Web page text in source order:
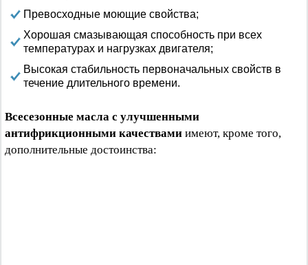
Превосходные моющие свойства;
Хорошая смазывающая способность при всех
температурах и нагрузках двигателя;
Высокая стабильность первоначальных свойств в
течение длительного времени.
Всесезонные масла с улучшенными
антифрикционными качествами имеют, кроме того,
дополнительные достоинства: